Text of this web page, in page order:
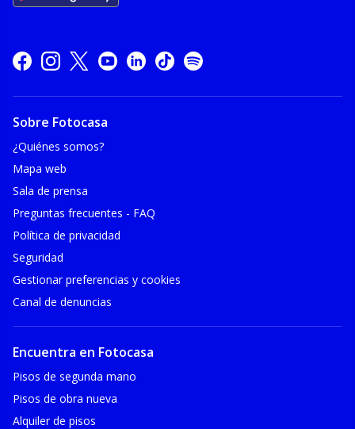
Sobre Fotocasa
¿Quiénes somos?
Mapa web
Sala de prensa
Preguntas frecuentes - FAQ
Política de privacidad
Seguridad
Gestionar preferencias y cookies
Canal de denuncias
Encuentra en Fotocasa
Pisos de segunda mano
Pisos de obra nueva
Alquiler de pisos